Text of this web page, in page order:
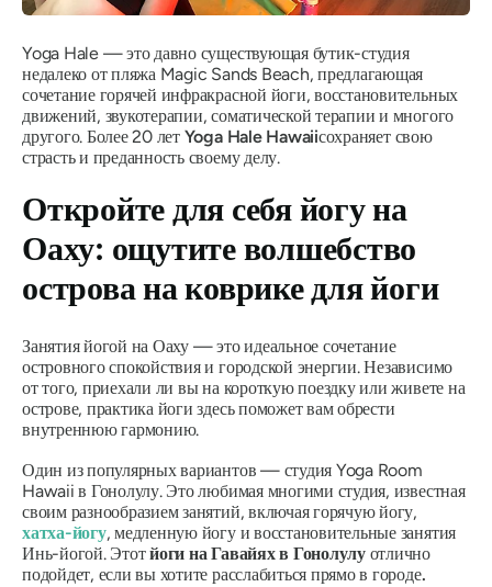
Yoga Hale — это давно существующая бутик-студия
недалеко от пляжа Magic Sands Beach, предлагающая
сочетание горячей инфракрасной йоги, восстановительных
движений, звукотерапии, соматической терапии и многого
другого. Более 20 лет Yoga Hale Hawaiiсохраняет свою
страсть и преданность своему делу.
Откройте для себя йогу на
Оаху: ощутите волшебство
острова на коврике для йоги
Занятия йогой на Оаху — это идеальное сочетание
островного спокойствия и городской энергии. Независимо
от того, приехали ли вы на короткую поездку или живете на
острове, практика йоги здесь поможет вам обрести
внутреннюю гармонию.
Один из популярных вариантов — студия Yoga Room
Hawaii в Гонолулу. Это любимая многими студия, известная
своим разнообразием занятий, включая горячую йогу,
хатха-йогу, медленную йогу и восстановительные занятия
Инь-йогой. Этотйоги на Гавайях в Гонолулуотлично
подойдет, если вы хотите расслабиться прямо в городе.